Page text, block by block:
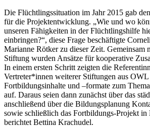
Die Flüchtlingssituation im Jahr 2015 gab
für die Projektentwicklung. „Wie und wo
unseren Fähigkeiten in der Flüchtlingshilfe
einbringen?“, diese Frage beschäftigte
Marianne Rötker zu dieser Zeit. Gemeinsam
Stiftung wurden Ansätze für kooperative
In einem ersten Schritt zeigten die
Vertreter*innen weiterer Stiftungen aus
Fortbildungsinhalte und –formate zum
auf. Daraus seien dann zunächst über das
anschließend über die Bildungsplanung
sowie schließlich das Fortbildungs-Projekt in
berichtet Bettina Krachudel.